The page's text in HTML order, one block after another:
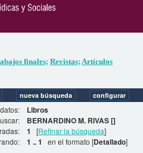
finales; Revistas;Artículos
Libros
BERNARDINO M. RIVAS []
1 [Refinar la búsqueda]
1 .. 1 en el formato [Detallado]